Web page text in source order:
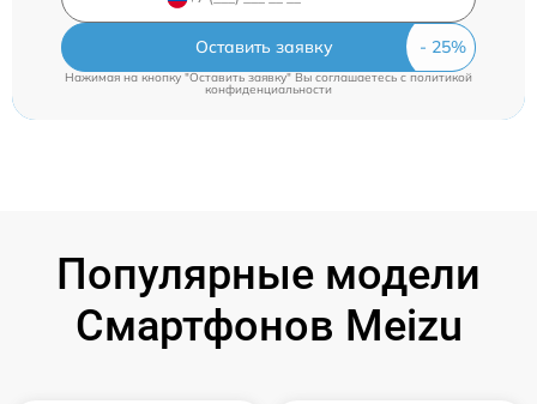
Оставить заявку
Нажимая на кнопку "Оставить заявку" Вы соглашаетесь cполитикой
конфиденциальности
Популярные модели
Смартфонов Meizu